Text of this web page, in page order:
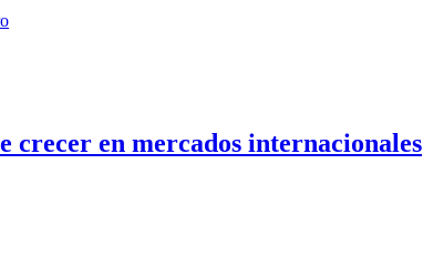
crecer en mercados internacionales